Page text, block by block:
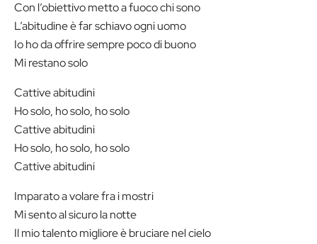
Con l’obiettivo metto a fuoco chi sono
L’abitudine è far schiavo ogni uomo
Io ho da offrire sempre poco di buono
Mi restano solo
Cattive abitudini
Ho solo, ho solo, ho solo
Cattive abitudini
Ho solo, ho solo, ho solo
Cattive abitudini
Imparato a volare fra i mostri
Mi sento al sicuro la notte
Il mio talento migliore è bruciare nel cielo